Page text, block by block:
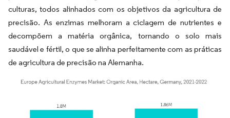
culturas, todos alinhados com os objetivos da agricultura de
precisão. As enzimas melhoram a ciclagem de nutrientes e
decompõem a matéria orgânica, tornando o solo mais
saudável e fértil, o que se alinha perfeitamente com as práticas
de agricultura de precisão na Alemanha.